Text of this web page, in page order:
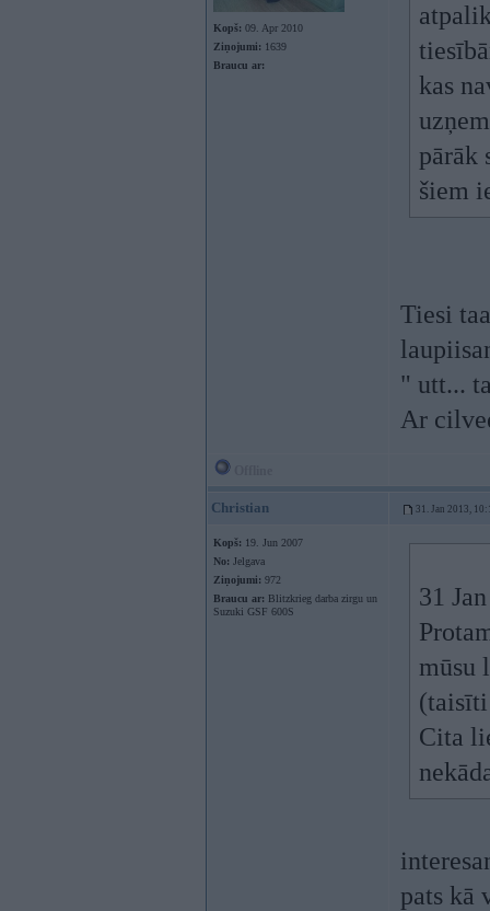
Kopš: 09. Apr 2010
Ziņojumi: 1639
Braucu ar:
kas
pārāk
šiem
Tiesi
" utt...
Ar
Christian 31. Jan 2013,
Kopš: 19. Jun 2007
No: Jelgava
Ziņojumi: 972
Braucu ar: Blitzkrieg darba zirgu un
Suzuki GSF 600S
31
mūsu
(taisīti
Cita
pats kā